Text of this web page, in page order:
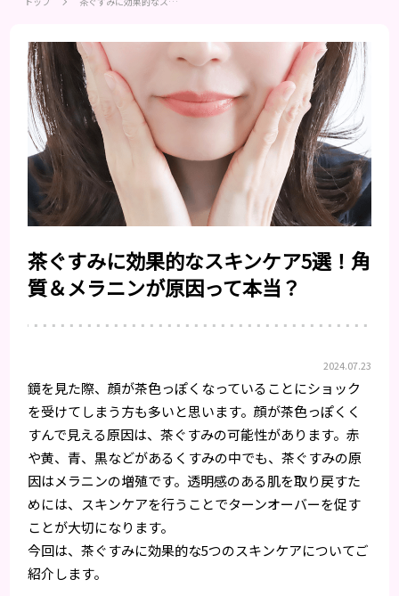
茶ぐすみに効果的なスキンケア5選！角
質＆メラニンが原因って本当？
2024.07.23
鏡を見た際、顔が茶色っぽくなっていることにショック
を受けてしまう方も多いと思います。顔が茶色っぽくく
すんで見える原因は、茶ぐすみの可能性があります。赤
や黄、青、黒などがあるくすみの中でも、茶ぐすみの原
因はメラニンの増殖です。透明感のある肌を取り戻すた
めには、スキンケアを行うことでターンオーバーを促す
ことが大切になります。
今回は、茶ぐすみに効果的な5つのスキンケアについてご
紹介します。